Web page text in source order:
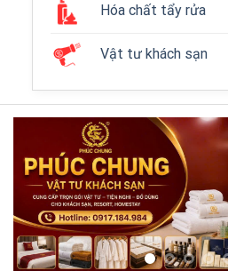
Hóa chất tẩy rửa
Vật tư khách sạn